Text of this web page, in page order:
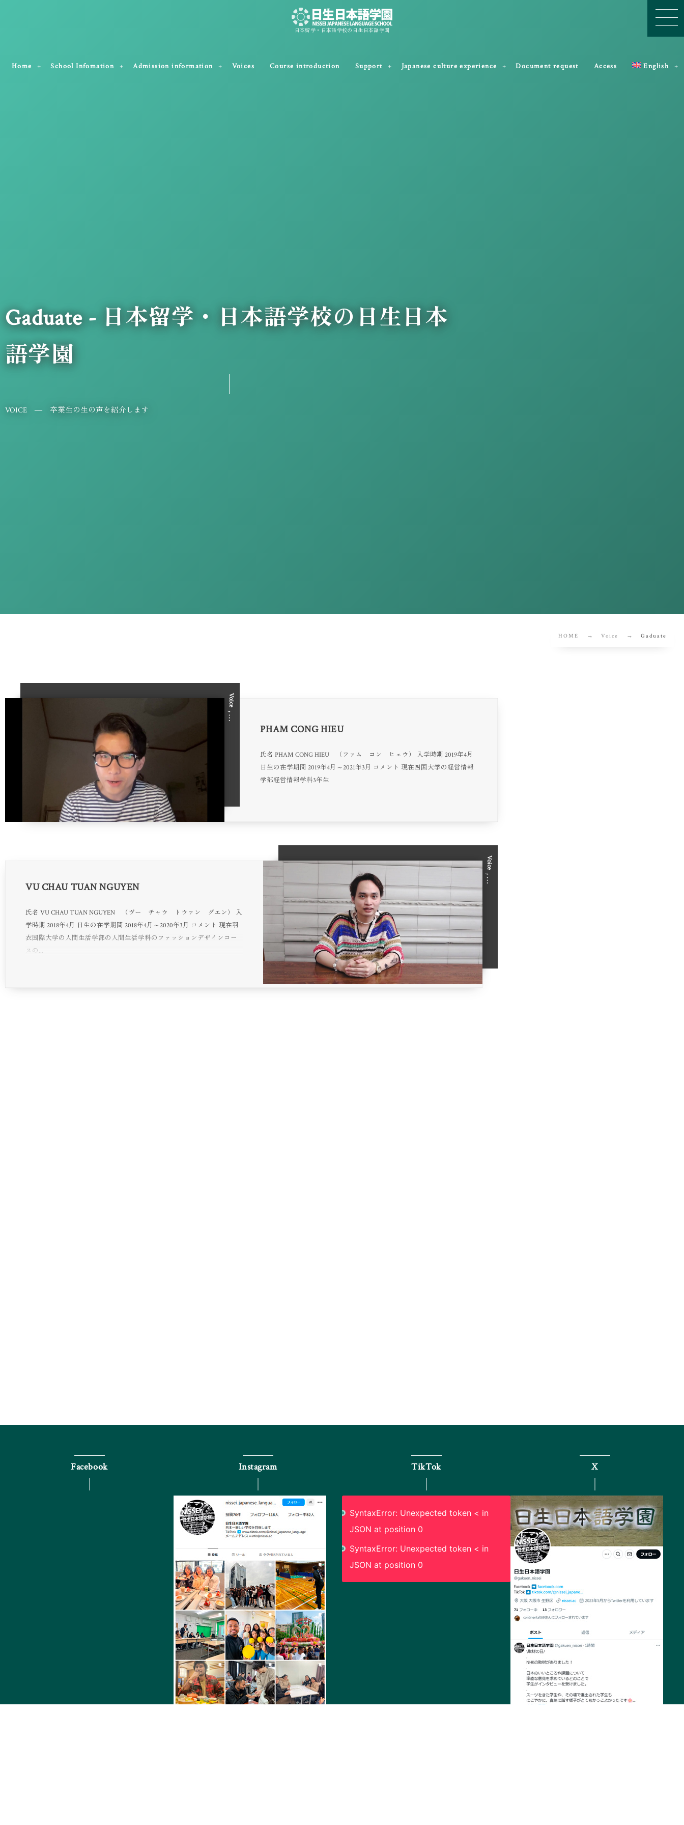
日本留学・日本語学校の日生日本語学園
Home School Infomation Admission information Voices Course introduction Support Japanese culture experience Document request Access English
Gaduate - 日本留学・日本語学校の日生日本
語学園
VOICE ― 卒業生の生の声を紹介します
HOME Voice Gaduate
Voice
, …
PHAM CONG HIEU
氏名 PHAM CONG HIEU （ファム コン ヒェウ） 入学時期 2019年4月
日生の在学期間 2019年4月～2021年3月 コメント 現在四国大学の経営情報
学部経営情報学科3年生
Voice
, …
VU CHAU TUAN NGUYEN
氏名 VU CHAU TUAN NGUYEN （ヴー チャウ トウァン グエン） 入
学時期 2018年4月 日生の在学期間 2018年4月～2020年3月 コメント 現在羽
衣国際大学の人間生活学部の人間生活学科のファッションデザインコー
スの...
Facebook Instagram TikTok
SyntaxError: Unexpected token < in
JSON at position 0
SyntaxError: Unexpected token < in
JSON at position 0
X